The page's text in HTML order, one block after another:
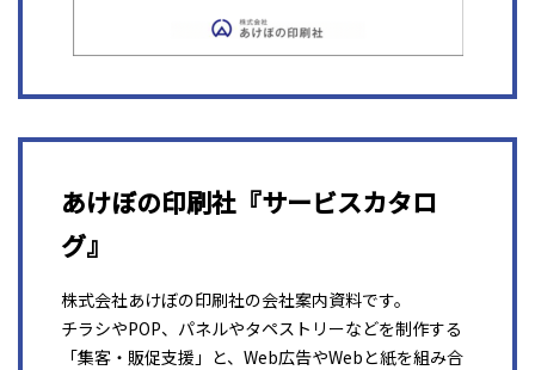
あけぼの印刷社『サービスカタロ
グ』
株式会社あけぼの印刷社の会社案内資料です。
チラシやPOP、パネルやタペストリーなどを制作する
「集客・販促支援」と、Web広告やWebと紙を組み合